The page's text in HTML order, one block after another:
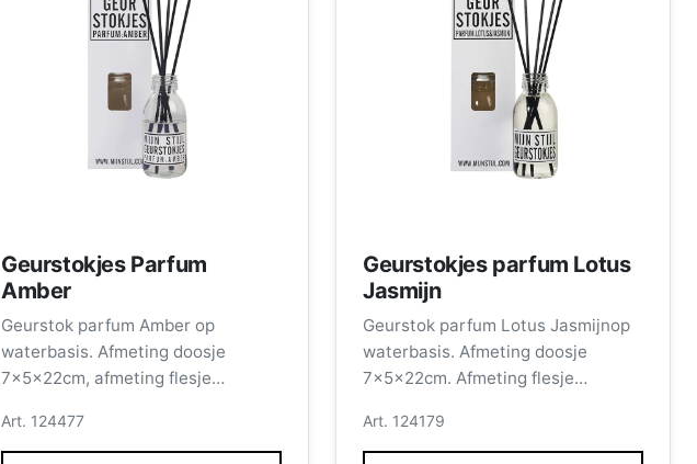
Geurstokjes Parfum
Amber
Geurstok parfum Amber op
waterbasis. Afmeting doosje
7x5x22cm, afmeting flesje
stokjes.
Art. 124477
Geurstokjes parfum Lotus
Jasmijn
Geurstok parfum Lotus Jasmijnop
waterbasis. Afmeting doosje
7x5x22cm. Afmeting flesje
stokjes.
Art. 124179